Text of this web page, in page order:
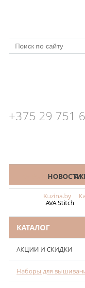
+375 29 751
КАТАЛОГНОВОСТИ
Kuzina.by
AVA Stitch
КАТАЛОГ
АКЦИИ И СКИДКИ
Наборы для